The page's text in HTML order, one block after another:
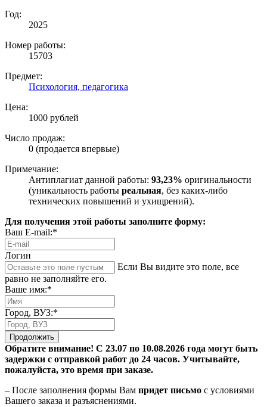
Год:
2025
Номер работы:
15703
Предмет:
Психология, педагогика
Цена:
1000 рублей
Число продаж:
0 (продается впервые)
Примечание:
Антиплагиат данной работы: 93,23% оригинальности
(уникальность работы реальная, без каких-либо
технических повышений и ухищрений).
Для получения этой работы заполните форму:
Ваш E-mail:*
Логин
Если Вы видите это поле, все
равно не заполняйте его.
Ваше имя:*
Город, ВУЗ:*
Продолжить
Обратите внимание! С 23.07 по 10.08.2026 года могут быть
задержки с отправкой работ до 24 часов. Учитывайте,
пожалуйста, это время при заказе.
– После заполнения формы Вам придет письмо с условиями
Вашего заказа и разъяснениями.